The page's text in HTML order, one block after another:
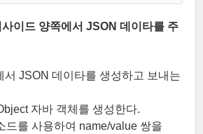
이드 양쪽에서 JSON 데이타를 주
서 JSON 데이타를 생성하고 보내는
자바 객체를 생성한다.
드를 사용하여 name/value 쌍을